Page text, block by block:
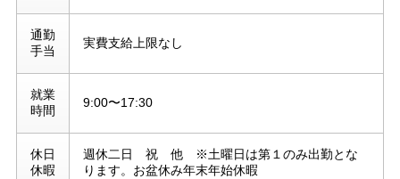
通勤
手当
実費支給上限なし
就業
時間
9:00〜17:30
休日
休暇
週休二日 祝 他 ※土曜日は第１のみ出勤とな
ります。お盆休み年末年始休暇